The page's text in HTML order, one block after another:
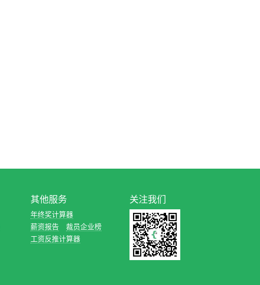
其他服务
年终奖计算器
薪资报告
裁员企业榜
工资反推计算器
关注我们